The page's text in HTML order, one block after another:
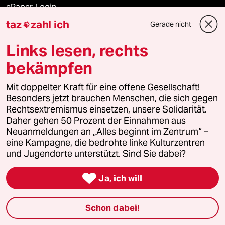
ePaper Login
Downloads für Abonnierende
© 2026 taz Verlags und Vertriebs GmbH
Alle Rechte vorbehalten. Bei rechtlichen Fragen oder für Genehmigungen
wenden Sie sich bitte an
lizenzen@taz.de
Feedback Redaktionsstatut Kommune-Richtlinien
Leitlinie Informant Datenschutz Impressum AGB
Seitenwende Einwilligungen widerrufen (Ads)
taz zahl ich Gerade nicht
Links lesen, rechts
bekämpfen
Mit doppelter Kraft für eine offene Gesellschaft!
Besonders jetzt brauchen Menschen, die sich gegen
Rechtsextremismus einsetzen, unsere Solidarität.
Daher gehen 50 Prozent der Einnahmen aus
Neuanmeldungen an „Alles beginnt im Zentrum“ –
eine Kampagne, die bedrohte linke Kulturzentren
und Jugendorte unterstützt. Sind Sie dabei?
 Ja, ich will
Schon dabei!